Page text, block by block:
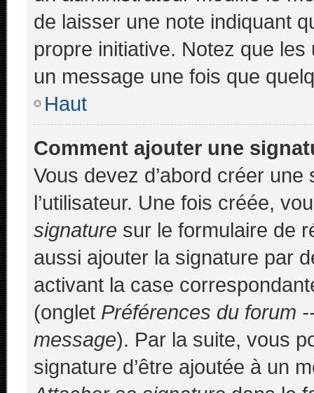
de laisser une note indiquant
propre initiative. Notez que
un message une fois que
Haut
Comment ajouter une
Vous devez d’abord créer
l’utilisateur. Une fois créée,
signature sur le formulaire de
aussi ajouter la signature par
activant la case
(onglet Préférences du forum
message). Par la suite, vous
signature d’être ajoutée à un